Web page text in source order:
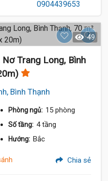
49
Nơ Trang Long, Bình
Bình Thạnh
Phòng ngủ: 15 phòng
Số tầng: 4 tầng
Hướng: Bắc
Chia sẻ